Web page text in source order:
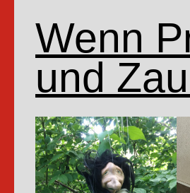
Wenn
und